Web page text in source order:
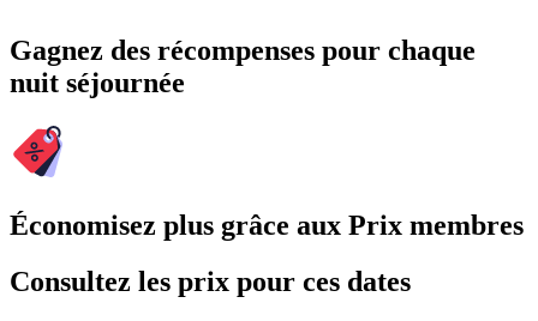
Gagnez des récompenses pour chaque
nuit séjournée
Économisez plus grâce aux Prix membres
Consultez les prix pour ces dates